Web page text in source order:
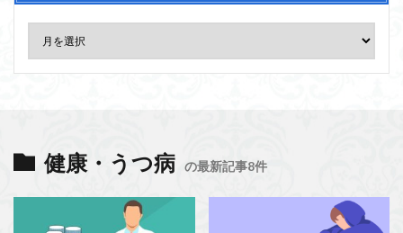
健康・うつ病 の最新記事8件